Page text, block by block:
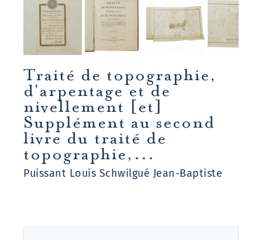
Traité de topographie,
d'arpentage et de
nivellement [et]
Supplément au second
livre du traité de
topographie,...
Puissant Louis Schwilgué Jean-Baptiste